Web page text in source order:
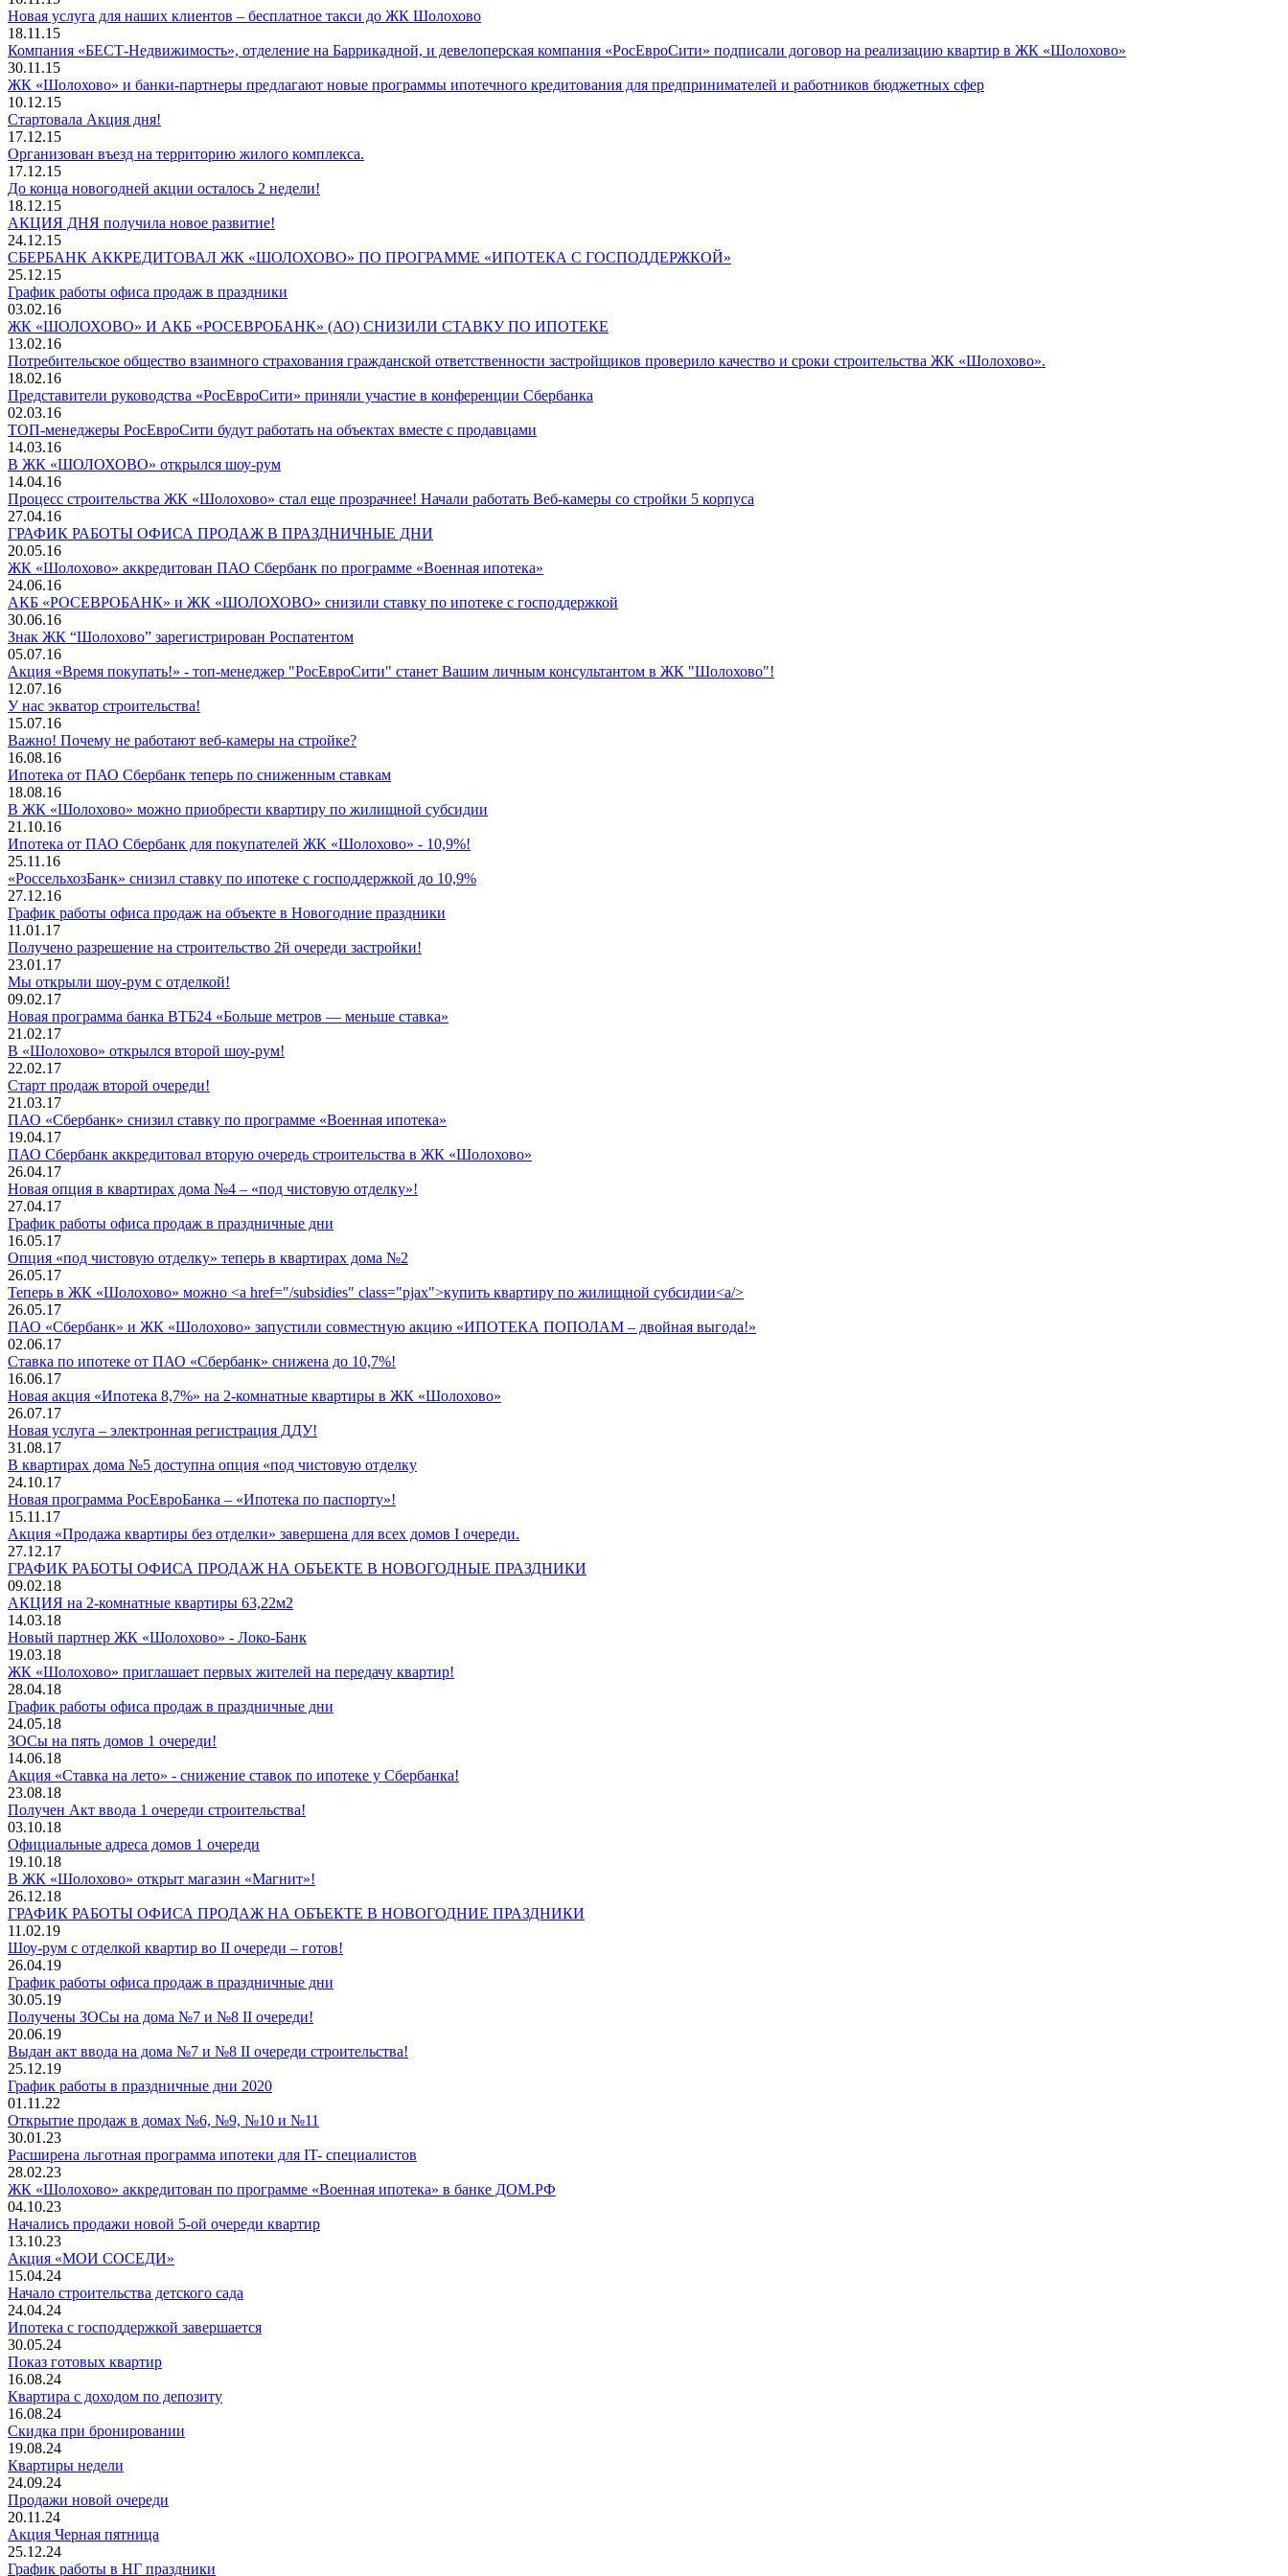
Новая услуга для наших клиентов – бесплатное такси до ЖК Шолохово
18.11.15
Компания «БЕСТ-Недвижимость», отделение на Баррикадной, и девелоперская компания «РосЕвроСити» подписали договор на реализацию квартир в ЖК «Шолохово»
30.11.15
ЖК «Шолохово» и банки-партнеры предлагают новые программы ипотечного кредитования для предпринимателей и работников бюджетных сфер
10.12.15
Стартовала Акция дня!
17.12.15
Организован въезд на территорию жилого комплекса.
17.12.15
До конца новогодней акции осталось 2 недели!
18.12.15
АКЦИЯ ДНЯ получила новое развитие!
24.12.15
СБЕРБАНК АККРЕДИТОВАЛ ЖК «ШОЛОХОВО» ПО ПРОГРАММЕ «ИПОТЕКА С ГОСПОДДЕРЖКОЙ»
25.12.15
График работы офиса продаж в праздники
03.02.16
ЖК «ШОЛОХОВО» И АКБ «РОСЕВРОБАНК» (АО) СНИЗИЛИ СТАВКУ ПО ИПОТЕКЕ
13.02.16
Потребительское общество взаимного страхования гражданской ответственности застройщиков проверило качество и сроки строительства ЖК «Шолохово».
18.02.16
Представители руководства «РосЕвроСити» приняли участие в конференции Сбербанка
02.03.16
ТОП-менеджеры РосЕвроСити будут работать на объектах вместе с продавцами
14.03.16
В ЖК «ШОЛОХОВО» открылся шоу-рум
14.04.16
Процесс строительства ЖК «Шолохово» стал еще прозрачнее! Начали работать Веб-камеры со стройки 5 корпуса
27.04.16
ГРАФИК РАБОТЫ ОФИСА ПРОДАЖ В ПРАЗДНИЧНЫЕ ДНИ
20.05.16
ЖК «Шолохово» аккредитован ПАО Сбербанк по программе «Военная ипотека»
24.06.16
АКБ «РОСЕВРОБАНК» и ЖК «ШОЛОХОВО» снизили ставку по ипотеке с господдержкой
30.06.16
Знак ЖК “Шолохово” зарегистрирован Роспатентом
05.07.16
Акция «Время покупать!» - топ-менеджер "РосЕвроСити" станет Вашим личным консультантом в ЖК "Шолохово"!
12.07.16
У нас экватор строительства!
15.07.16
Важно! Почему не работают веб-камеры на стройке?
16.08.16
Ипотека от ПАО Сбербанк теперь по сниженным ставкам
18.08.16
В ЖК «Шолохово» можно приобрести квартиру по жилищной субсидии
21.10.16
Ипотека от ПАО Сбербанк для покупателей ЖК «Шолохово» - 10,9%!
25.11.16
«РоссельхозБанк» снизил ставку по ипотеке с господдержкой до 10,9%
27.12.16
График работы офиса продаж на объекте в Новогодние праздники
11.01.17
Получено разрешение на строительство 2й очереди застройки!
23.01.17
Мы открыли шоу-рум с отделкой!
09.02.17
Новая программа банка ВТБ24 «Больше метров — меньше ставка»
21.02.17
В «Шолохово» открылся второй шоу-рум!
22.02.17
Старт продаж второй очереди!
21.03.17
ПАО «Сбербанк» снизил ставку по программе «Военная ипотека»
19.04.17
ПАО Сбербанк аккредитовал вторую очередь строительства в ЖК «Шолохово»
26.04.17
Новая опция в квартирах дома №4 – «под чистовую отделку»!
27.04.17
График работы офиса продаж в праздничные дни
16.05.17
Опция «под чистовую отделку» теперь в квартирах дома №2
26.05.17
Теперь в ЖК «Шолохово» можно <a href="/subsidies" class="pjax">купить квартиру по жилищной субсидии<a/>
26.05.17
ПАО «Сбербанк» и ЖК «Шолохово» запустили совместную акцию «ИПОТЕКА ПОПОЛАМ – двойная выгода!»
02.06.17
Ставка по ипотеке от ПАО «Сбербанк» снижена до 10,7%!
16.06.17
Новая акция «Ипотека 8,7%» на 2-комнатные квартиры в ЖК «Шолохово»
26.07.17
Новая услуга – электронная регистрация ДДУ!
31.08.17
В квартирах дома №5 доступна опция «под чистовую отделку
24.10.17
Новая программа РосЕвроБанка – «Ипотека по паспорту»!
15.11.17
Акция «Продажа квартиры без отделки» завершена для всех домов I очереди.
27.12.17
ГРАФИК РАБОТЫ ОФИСА ПРОДАЖ НА ОБЪЕКТЕ В НОВОГОДНЫЕ ПРАЗДНИКИ
09.02.18
АКЦИЯ на 2-комнатные квартиры 63,22м2
14.03.18
Новый партнер ЖК «Шолохово» - Локо-Банк
19.03.18
ЖК «Шолохово» приглашает первых жителей на передачу квартир!
28.04.18
График работы офиса продаж в праздничные дни
24.05.18
ЗОСы на пять домов 1 очереди!
14.06.18
Акция «Ставка на лето» - снижение ставок по ипотеке у Сбербанка!
23.08.18
Получен Акт ввода 1 очереди строительства!
03.10.18
Официальные адреса домов 1 очереди
19.10.18
В ЖК «Шолохово» открыт магазин «Магнит»!
26.12.18
ГРАФИК РАБОТЫ ОФИСА ПРОДАЖ НА ОБЪЕКТЕ В НОВОГОДНИЕ ПРАЗДНИКИ
11.02.19
Шоу-рум с отделкой квартир во II очереди – готов!
26.04.19
График работы офиса продаж в праздничные дни
30.05.19
Получены ЗОСы на дома №7 и №8 II очереди!
20.06.19
Выдан акт ввода на дома №7 и №8 II очереди строительства!
25.12.19
График работы в праздничные дни 2020
01.11.22
Открытие продаж в домах №6, №9, №10 и №11
30.01.23
Расширена льготная программа ипотеки для IT- специалистов
28.02.23
ЖК «Шолохово» аккредитован по программе «Военная ипотека» в банке ДОМ.РФ
04.10.23
Начались продажи новой 5-ой очереди квартир
13.10.23
Акция «МОИ СОСЕДИ»
15.04.24
Начало строительства детского сада
24.04.24
Ипотека с господдержкой завершается
30.05.24
Показ готовых квартир
16.08.24
Квартира с доходом по депозиту
16.08.24
Скидка при бронировании
19.08.24
Квартиры недели
24.09.24
Продажи новой очереди
20.11.24
Акция Черная пятница
25.12.24
График работы в НГ праздники